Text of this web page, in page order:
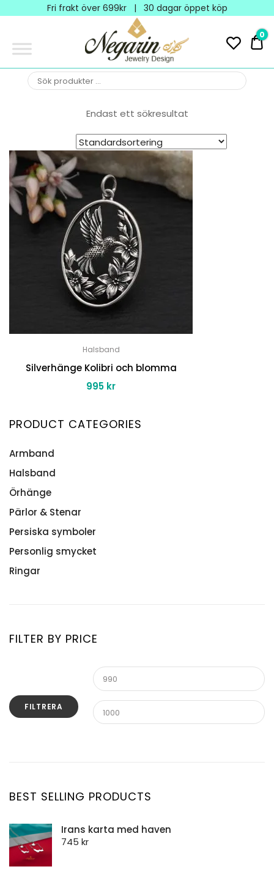
Fri frakt över 699kr | 30 dagar öppet köp
NEGARIN
JEWELRY
DESIGN
Negarin Personalized
Jewelry
0
0
Endast ett sökresultat
Halsband
Silverhänge Kolibri och blomma
995 kr
PRODUCT CATEGORIES
Armband
Namnarmband
Silverarmband Herr
Stenarmband
Intentionsarmband
Med makraméknut
Med Springlås
Halsband
Bokstavshalsband
Halsband herr
Halsband med persisk text
Hänge och halsband
Månadsblomma
Stenhalsband
Örhänge
Alla Örhänge
Pärlor & Stenar
Stenar & Kristaller
Persiska symboler
Personlig smycket
Ringar
FILTER BY PRICE
FILTRERA
BEST SELLING PRODUCTS
Irans karta med haven
745 kr